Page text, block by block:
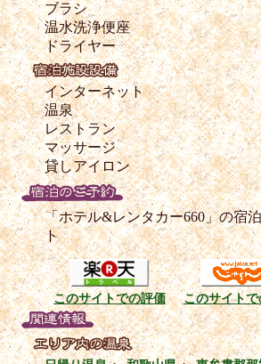
ブラシ
温水洗浄便座
ドライヤー
インターネット
温泉
レストラン
マッサージ
貸しアイロン
「ホテル&レンタカー660」の宿
ト
このサイトでの評価 このサイト